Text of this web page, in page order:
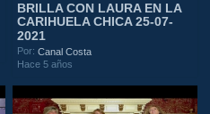
BRILLA CON LAURA EN LA
CARIHUELA CHICA 25-07-
2021
Por:Canal Costa
Hace 5 años